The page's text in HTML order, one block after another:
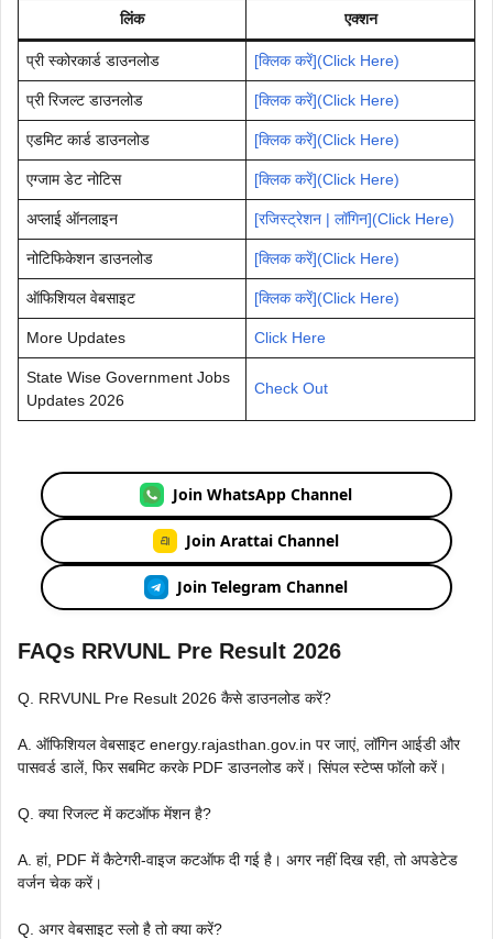
लिंक एक्शन
प्री स्कोरकार्ड डाउनलोड [क्लिक करें](Click Here)
प्री रिजल्ट डाउनलोड [क्लिक करें](Click Here)
एडमिट कार्ड डाउनलोड [क्लिक करें](Click Here)
एग्जाम डेट नोटिस [क्लिक करें](Click Here)
अप्लाई ऑनलाइन [रजिस्ट्रेशन | लॉगिन](Click Here)
नोटिफिकेशन डाउनलोड [क्लिक करें](Click Here)
ऑफिशियल वेबसाइट [क्लिक करें](Click Here)
More Updates Click Here
State Wise Government Jobs
Updates 2026
Check Out
Join WhatsApp Channel
Join Arattai Channel
Join Telegram Channel
FAQs RRVUNL Pre Result 2026
Q. RRVUNL Pre Result 2026 कैसे डाउनलोड करें?
A. ऑफिशियल वेबसाइट energy.rajasthan.gov.in पर जाएं, लॉगिन आईडी और
पासवर्ड डालें, फिर सबमिट करके PDF डाउनलोड करें। सिंपल स्टेप्स फॉलो करें।
Q. क्या रिजल्ट में कटऑफ मेंशन है?
A. हां, PDF में कैटेगरी-वाइज कटऑफ दी गई है। अगर नहीं दिख रही, तो अपडेटेड
वर्जन चेक करें।
Q. अगर वेबसाइट स्लो है तो क्या करें?